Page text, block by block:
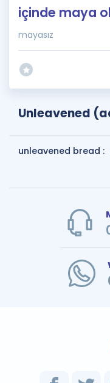
içinde maya
mayasız
Unleavened
unleavened bread :